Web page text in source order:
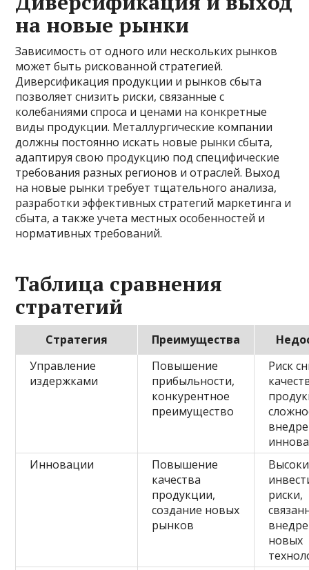
на новые рынки
Зависимость от одного или нескольких рынков
может быть рискованной стратегией.
Диверсификация продукции и рынков сбыта
позволяет снизить риски, связанные с
колебаниями спроса и ценами на конкретные
виды продукции. Металлургические компании
должны постоянно искать новые рынки сбыта,
адаптируя свою продукцию под специфические
требования разных регионов и отраслей. Выход
на новые рынки требует тщательного анализа,
разработки эффективных стратегий маркетинга и
сбыта, а также учета местных особенностей и
нормативных требований.
Таблица сравнения
стратегий
Стратегия Преимущества
Управление
издержками
Повышение
прибыльности,
конкурентное
преимущество
Риск
Инновации
Повышение
качества
продукции,
создание новых
рынков
риски,
новых